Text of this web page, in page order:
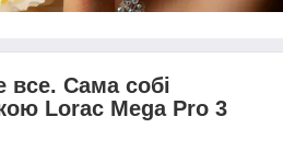
все. Сама собі
Lorac Mega Pro 3